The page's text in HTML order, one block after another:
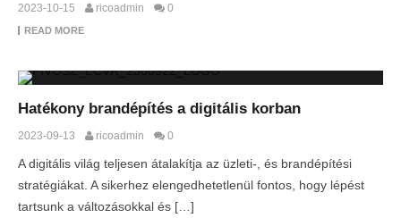
2023-10-15 ricoadmin 0
READ MORE
Hatékony brandépítés a digitális korban
2023-09-13 ricoadmin 0
A digitális világ teljesen átalakítja az üzleti-, és brandépítési
stratégiákat. A sikerhez elengedhetetlenül fontos, hogy lépést
tartsunk a változásokkal és […]